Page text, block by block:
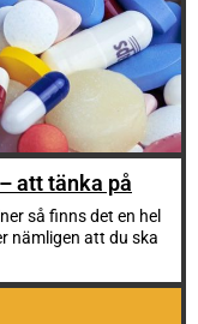
att tänka på
så finns det en hel
nämligen att du ska